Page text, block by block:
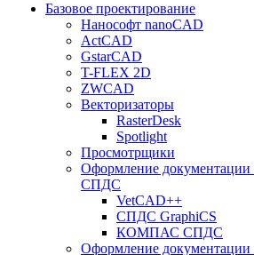
Базовое проектирование
Нанософт nanoCAD
ActCAD
GstarCAD
T-FLEX 2D
ZWCAD
Векторизаторы
RasterDesk
Spotlight
Просмотрщики
Оформление документации
СПДС
VetCAD++
СПДС GraphiCS
КОМПАС СПДС
Оформление документации